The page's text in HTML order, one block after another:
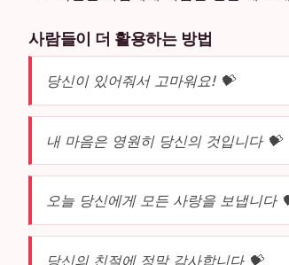
사람들이 더 활용하는 방법
당신이 있어줘서 고마워요! 💝
내 마음은 영원히 당신의 것입니다 💝
오늘 당신에게 모든 사랑을 보냅니다
당신의 친절에 정말 감사합니다 💝